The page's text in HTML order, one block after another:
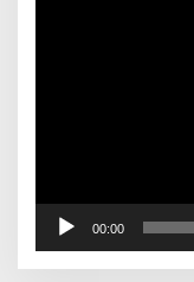
00:00